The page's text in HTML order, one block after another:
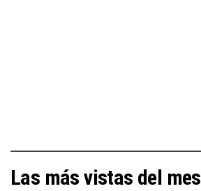
Las más vistas del mes